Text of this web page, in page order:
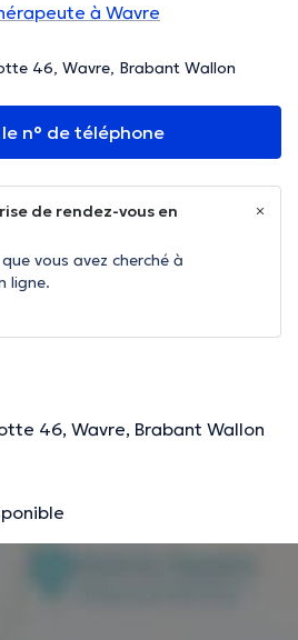
à Wavre
46, Wavre, Brabant Wallon
le n° de téléphone
de rendez-vous en
vous avez cherché à
ligne.
46, Wavre, Brabant Wallon